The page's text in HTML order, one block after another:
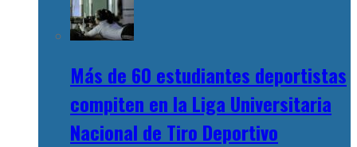
Más de 60 estudiantes deportistas
compiten en la Liga Universitaria
Nacional de Tiro Deportivo